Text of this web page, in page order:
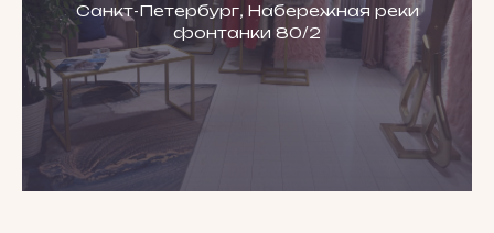
Санкт-Петербург, Набережная реки
фонтанки 80/2